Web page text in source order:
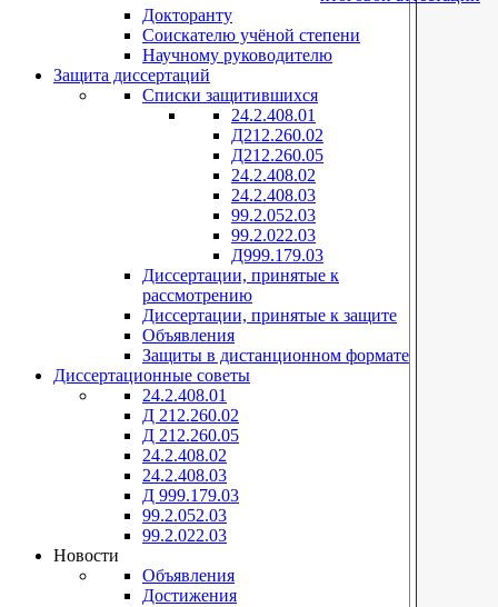
Докторанту
Соискателю учёной степени
Научному руководителю
Защита диссертаций
Списки защитившихся
24.2.408.01
Д212.260.02
Д212.260.05
24.2.408.02
24.2.408.03
99.2.052.03
99.2.022.03
Д999.179.03
Диссертации, принятые к
рассмотрению
Диссертации, принятые к защите
Объявления
Защиты в дистанционном формате
Диссертационные советы
24.2.408.01
Д 212.260.02
Д 212.260.05
24.2.408.02
24.2.408.03
Д 999.179.03
99.2.052.03
99.2.022.03
Новости
Объявления
Достижения